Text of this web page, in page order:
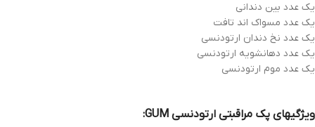
یک عدد بین دندانی
یک عدد مسواک اند تافت
یک عدد نخ دندان ارتودنسی
یک عدد دهانشویه ارتودنسی
یک عدد موم ارتودنسی
ویژگیهای پک مراقبتی ارتودنسی GUM: